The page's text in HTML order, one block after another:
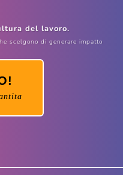
del lavoro.
scelgono di generare impatto